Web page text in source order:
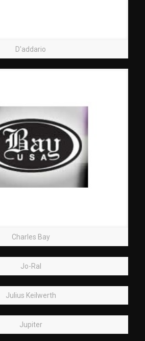
D'addario
Charles Bay
Jo-Ral
Julius Keilwerth
Jupiter